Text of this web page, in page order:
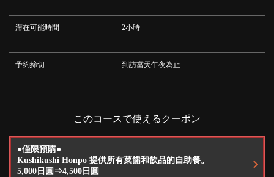
·清酒
・白香超辣
·高球
蘇打水/荔枝橙子茶/香迪加夫茶/紅眼茶
・烏龍茶／薑汁汽水／可樂／柳橙汁／瓶裝波子汽水／可爾必思／可爾必思汽
水／Real Gold
滞在可能時間 2小時
予約締切 到訪當天午夜為止
このコースで使えるクーポン
●僅限預購●
Kushikushi Honpo 提供所有菜餚和飲品的自助餐。
5,000日圓⇒4,500日圓